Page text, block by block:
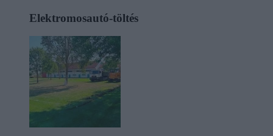
Elektromosautó-töltés